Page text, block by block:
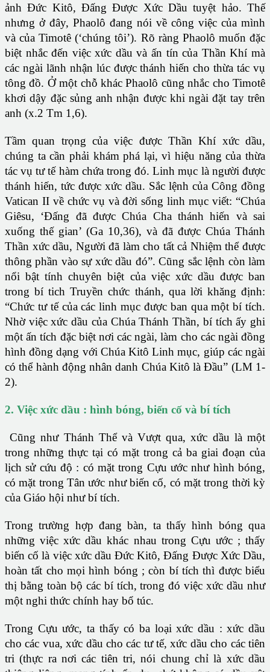
ảnh Đức Kitô, Đấng Được Xức Dầu tuyệt hảo. Thế
nhưng ở đây, Phaolô đang nói về công việc của mình
và của Timotê (‘chúng tôi’). Rõ ràng Phaolô muốn đặc
biệt nhắc đến việc xức dầu và ấn tín của Thần Khí mà
các ngài lãnh nhận lúc được thánh hiến cho thừa tác vụ
tông đồ. Ở một chỗ khác Phaolô cũng nhắc cho Timotê
khơi dậy đặc sủng anh nhận được khi ngài đặt tay trên
anh (x.2 Tm 1,6).
Tầm quan trọng của việc được Thần Khí xức dầu,
chúng ta cần phải khám phá lại, vì hiệu năng của thừa
tác vụ tư tế hàm chứa trong đó. Linh mục là người được
thánh hiến, tức được xức dầu. Sắc lệnh của Công đồng
Vatican II về chức vụ và đời sống linh mục viết: “Chúa
Giêsu, ‘Đấng đã được Chúa Cha thánh hiến và sai
xuống thế gian’ (Ga 10,36), và đã được Chúa Thánh
Thần xức dầu, Người đã làm cho tất cả Nhiệm thể được
thông phần vào sự xức dầu đó”. Cũng sắc lệnh còn làm
nổi bật tính chuyên biệt của việc xức dầu được ban
trong bí tich Truyền chức thánh, qua lời khăng định:
“Chức tư tế của các linh mục được ban qua một bí tích.
Nhờ việc xức dầu của Chúa Thánh Thần, bí tích ấy ghi
một ấn tích đặc biệt nơi các ngài, làm cho các ngài đồng
hình đồng dạng với Chúa Kitô Linh mục, giúp các ngài
có thể hành động nhân danh Chúa Kitô là Đầu” (LM 1-
2).
2. Việc xức dầu : hình bóng, biến cố và bí tích
Cũng như Thánh Thể và Vượt qua, xức dầu là một
trong những thực tại có mặt trong cả ba giai đoạn của
lịch sử cứu độ : có mặt trong Cựu ước như hình bóng,
có mặt trong Tân ước như biến cố, có mặt trong thời kỳ
của Giáo hội như bí tích.
Trong trường hợp đang bàn, ta thấy hình bóng qua
những việc xức dầu khác nhau trong Cựu ước ; thấy
biến cố là việc xức dầu Đức Kitô, Đấng Được Xức Dầu,
hoàn tất cho mọi hình bóng ; còn bí tích thì được biểu
thị bằng toàn bộ các bí tích, trong đó việc xức dầu như
một nghi thức chính hay bổ túc.
Trong Cựu ước, ta thấy có ba loại xức dầu : xức dầu
cho các vua, xức dầu cho các tư tế, xức dầu cho các tiên
tri (thực ra nơi các tiên tri, nói chung chỉ là xức dầu